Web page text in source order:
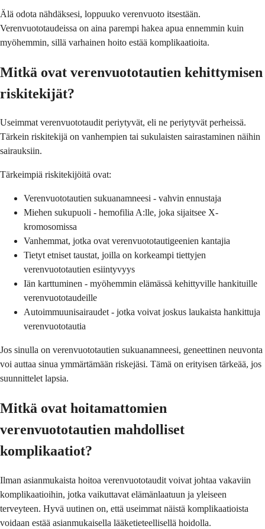
Älä odota nähdäksesi, loppuuko verenvuoto itsestään.
Verenvuototaudeissa on aina parempi hakea apua ennemmin kuin
myöhemmin, sillä varhainen hoito estää komplikaatioita.
Mitkä ovat verenvuototautien kehittymisen
riskitekijät?
Useimmat verenvuototaudit periytyvät, eli ne periytyvät perheissä.
Tärkein riskitekijä on vanhempien tai sukulaisten sairastaminen näihin
sairauksiin.
Tärkeimpiä riskitekijöitä ovat:
Verenvuototautien sukuanamneesi - vahvin ennustaja
Miehen sukupuoli - hemofilia A:lle, joka sijaitsee X-
kromosomissa
Vanhemmat, jotka ovat verenvuototautigeenien kantajia
Tietyt etniset taustat, joilla on korkeampi tiettyjen
verenvuototautien esiintyvyys
Iän karttuminen - myöhemmin elämässä kehittyville hankituille
verenvuototaudeille
Autoimmuunisairaudet - jotka voivat joskus laukaista hankittuja
verenvuototautia
Jos sinulla on verenvuototautien sukuanamneesi, geneettinen neuvonta
voi auttaa sinua ymmärtämään riskejäsi. Tämä on erityisen tärkeää, jos
suunnittelet lapsia.
Mitkä ovat hoitamattomien
verenvuototautien mahdolliset
komplikaatiot?
Ilman asianmukaista hoitoa verenvuototaudit voivat johtaa vakaviin
komplikaatioihin, jotka vaikuttavat elämänlaatuun ja yleiseen
terveyteen. Hyvä uutinen on, että useimmat näistä komplikaatioista
voidaan estää asianmukaisella lääketieteellisellä hoidolla.